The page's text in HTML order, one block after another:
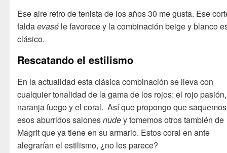
Ese aire retro de tenista de los años 30 me gusta. Ese
faldaevasé le favorece y la combinación beige y blanco
clásico.
Rescatando el estilismo
En la actualidad esta clásica combinación se lleva con
cualquier tonalidad de la gama de los rojos: el rojo
naranja fuego y el coral. Así que propongo que saquemos
esos aburridos salonesnudey tomemos otros también de
Magrit que ya tiene en su armario. Estos coral en ante
alegrarían el estilismo, ¿no les parece?